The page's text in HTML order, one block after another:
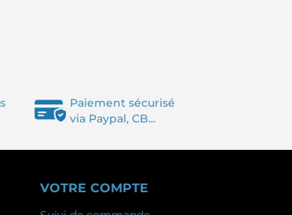
Paiement sécurisé
via Paypal, CB...
VOTRE COMPTE